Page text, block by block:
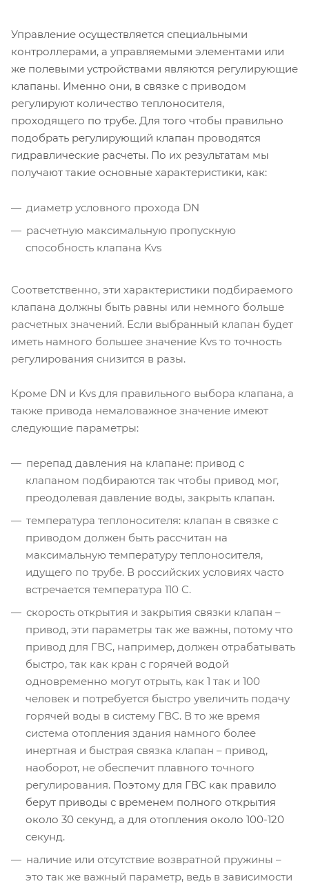
Управление осуществляется специальными
контроллерами, а управляемыми элементами или
же полевыми устройствами являются регулирующие
клапаны. Именно они, в связке с приводом
регулируют количество теплоносителя,
проходящего по трубе. Для того чтобы правильно
подобрать регулирующий клапан проводятся
гидравлические расчеты. По их результатам мы
получают такие основные характеристики, как:
диаметр условного прохода DN
расчетную максимальную пропускную
способность клапана Kvs
Соответственно, эти характеристики подбираемого
клапана должны быть равны или немного больше
расчетных значений. Если выбранный клапан будет
иметь намного большее значение Kvs то точность
регулирования снизится в разы.
Кроме DN и Kvs для правильного выбора клапана, а
также привода немаловажное значение имеют
следующие параметры:
перепад давления на клапане: привод с
клапаном подбираются так чтобы привод мог,
преодолевая давление воды, закрыть клапан.
температура теплоносителя: клапан в связке с
приводом должен быть рассчитан на
максимальную температуру теплоносителя,
идущего по трубе. В российских условиях часто
встречается температура 110 C.
скорость открытия и закрытия связки клапан –
привод, эти параметры так же важны, потому что
привод для ГВС, например, должен отрабатывать
быстро, так как кран с горячей водой
одновременно могут отрыть, как 1 так и 100
человек и потребуется быстро увеличить подачу
горячей воды в систему ГВС. В то же время
система отопления здания намного более
инертная и быстрая связка клапан – привод,
наоборот, не обеспечит плавного точного
регулирования. Поэтому для ГВС как правило
берут приводы с временем полного открытия
около 30 секунд, а для отопления около 100-120
секунд.
наличие или отсутствие возвратной пружины –
это так же важный параметр, ведь в зависимости